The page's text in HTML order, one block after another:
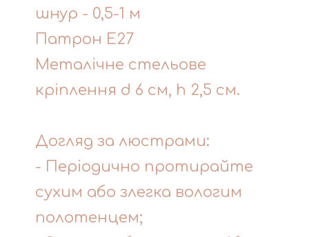
шнур - 0,5-1 м
Патрон Е27
Металічне стельове
кріплення d 6 см, h 2,5 см.
Догляд за люстрами:
- Періодично протирайте
сухим або злегка вологим
полотенцем;